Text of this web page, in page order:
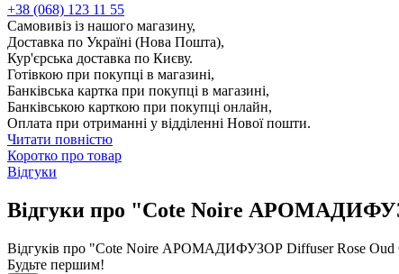
+38 (068) 123 11 55
Самовивіз із нашого магазину,
Доставка по Україні (Нова Пошта),
Кур'єрська доставка по Києву.
Готівкою при покупці в магазині,
Банківська картка при покупці в магазині,
Банківською карткою при покупці онлайн,
Оплата при отриманні у відділенні Нової пошти.
Читати повністю
Коротко про товар
Відгуки
Відгуки про "Cote Noire
Відгуків про "Cote Noire АРОМАДИФУЗОР Diffuser Rose Oud
Будьте першим!